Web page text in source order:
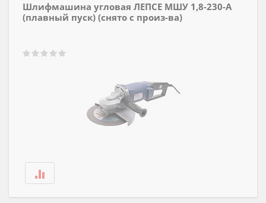
Шлифмашина угловая ЛЕПСЕ МШУ 1,8-230-А
(плавный пуск) (снято с произ-ва)